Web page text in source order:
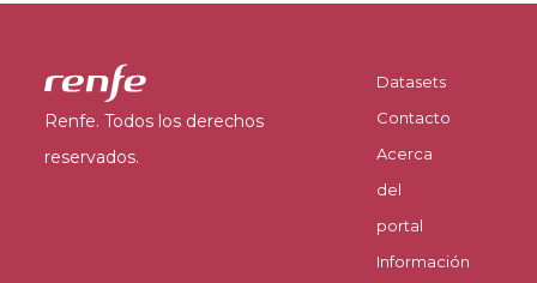
Renfe. Todos los derechos
reservados.
Datasets
Contacto
Acerca
del
portal
Información